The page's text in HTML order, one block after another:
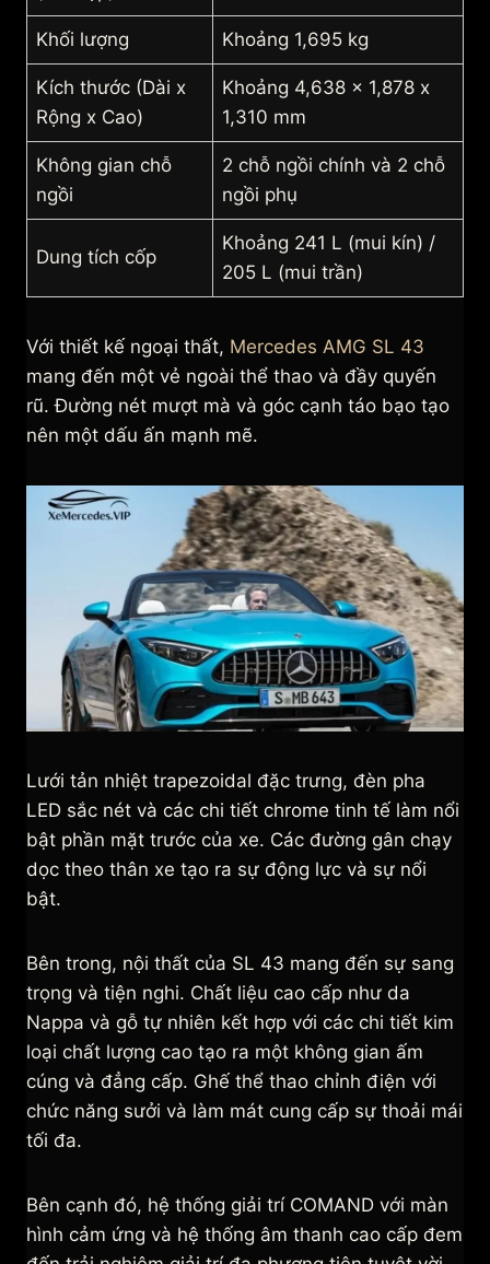
Khối lượng Khoảng 1,695 kg
Kích thước (Dài x
Rộng x Cao)
Khoảng 4,638 x 1,878 x
1,310 mm
Không gian chỗ
ngồi
2 chỗ ngồi chính và 2 chỗ
ngồi phụ
Dung tích cốp
Khoảng 241 L (mui kín) /
205 L (mui trần)
Với thiết kế ngoại thất, Mercedes AMG SL 43
mang đến một vẻ ngoài thể thao và đầy quyến
rũ. Đường nét mượt mà và góc cạnh táo bạo tạo
nên một dấu ấn mạnh mẽ.
Lưới tản nhiệt trapezoidal đặc trưng, đèn pha
LED sắc nét và các chi tiết chrome tinh tế làm nổi
bật phần mặt trước của xe. Các đường gân chạy
dọc theo thân xe tạo ra sự động lực và sự nổi
bật.
Bên trong, nội thất của SL 43 mang đến sự sang
trọng và tiện nghi. Chất liệu cao cấp như da
Nappa và gỗ tự nhiên kết hợp với các chi tiết kim
loại chất lượng cao tạo ra một không gian ấm
cúng và đẳng cấp. Ghế thể thao chỉnh điện với
chức năng sưởi và làm mát cung cấp sự thoải mái
tối đa.
Bên cạnh đó, hệ thống giải trí COMAND với màn
hình cảm ứng và hệ thống âm thanh cao cấp đem